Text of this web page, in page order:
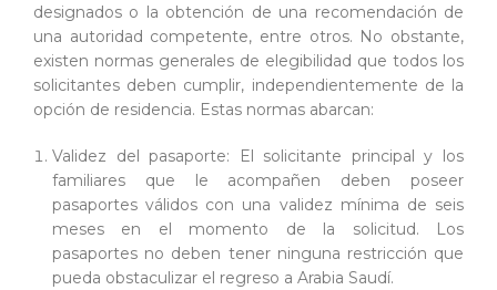
designados o la obtención de una recomendación de
una autoridad competente, entre otros. No obstante,
existen normas generales de elegibilidad que todos los
solicitantes deben cumplir, independientemente de la
opción de residencia. Estas normas abarcan:
Validez del pasaporte: El solicitante principal y los
familiares que le acompañen deben poseer
pasaportes válidos con una validez mínima de seis
meses en el momento de la solicitud. Los
pasaportes no deben tener ninguna restricción que
pueda obstaculizar el regreso a Arabia Saudí.